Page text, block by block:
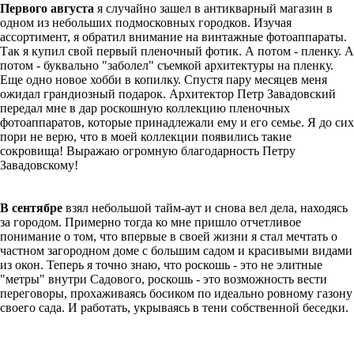
Первого августа я случайно зашел в антикварный магазин в
одном из небольших подмосковных городков. Изучая
ассортимент, я обратил внимание на винтажные фотоаппараты.
Так я купил свой первый пленочный фотик. А потом - пленку. А
потом - буквально "заболел" съемкой архитектуры на пленку.
Еще одно новое хобби в копилку. Спустя пару месяцев меня
ожидал грандиозный подарок. Архитектор Петр Завадовский
передал мне в дар роскошную коллекцию пленочных
фотоаппаратов, которые принадлежали ему и его семье. Я до сих
пори не верю, что в моей коллекции появились такие
сокровища! Выражаю огромную благодарность Петру
Завадовскому!
В сентябре взял небольшой тайм-аут и снова вел дела, находясь
за городом. Примерно тогда ко мне пришло отчетливое
понимание о том, что впервые в своей жизни я стал мечтать о
частном загородном доме с большим садом и красивыми видами
из окон. Теперь я точно знаю, что роскошь - это не элитные
"метры" внутри Садового, роскошь - это возможность вести
переговоры, прохаживаясь босиком по идеально ровному газону
своего сада. И работать, укрываясь в тени собственной беседки.